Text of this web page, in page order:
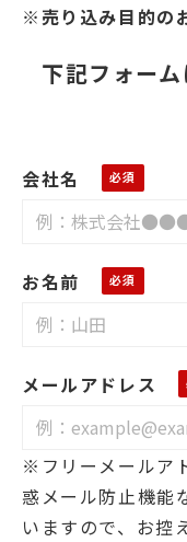
※売り込み目的の
下記フォー
会社名
お名前
メールアドレス
※フリーメールア
惑メール防止機能
いますので、お控